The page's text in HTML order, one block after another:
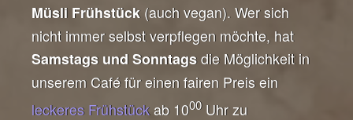
Müsli Frühstück (auch vegan). Wer sich
nicht immer selbst verpflegen möchte, hat
Samstags und Sonntagsdie Möglichkeit in
unserem Café für einen fairen Preis ein
leckeres Frühstückab 1000Uhr zu